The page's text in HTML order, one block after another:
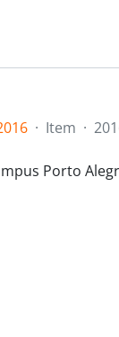
· Item ·
Porto